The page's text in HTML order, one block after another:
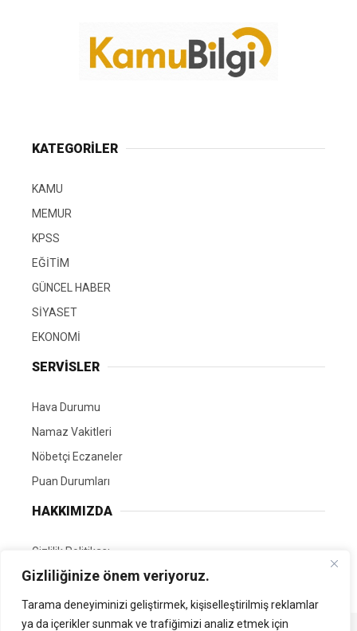
Gizliliğinize önem veriyoruz.
Tarama deneyiminizi geliştirmek, kişiselleştirilmiş reklamlar
ya da içerikler sunmak ve trafiğimizi analiz etmek için
KATEGORİLER
KAMU
MEMUR
KPSS
EĞİTİM
GÜNCEL HABER
SİYASET
EKONOMİ
SERVİSLER
Hava Durumu
Namaz Vakitleri
Nöbetçi Eczaneler
Puan Durumları
HAKKIMIZDA
Gizlilik Politikası
GÖNÜLLÜ EDİTÖRÜMÜZ OL